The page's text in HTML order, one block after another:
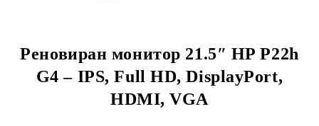
Реновиран монитор 21.5″ HP P22h
G4 – IPS, Full HD, DisplayPort,
HDMI, VGA